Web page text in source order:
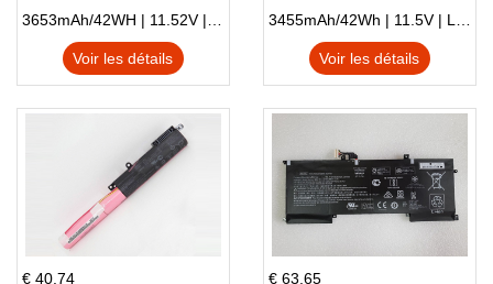
X705NC X705UA X705UV
X705UN X705UD
3653mAh/42WH | 11.52V | Li-ion ...
Voir les détails
E410MA L410MA
3455mAh/42Wh | 11.5V | Li-ion ...
Voir les détails
€ 40.74
€ 63.65